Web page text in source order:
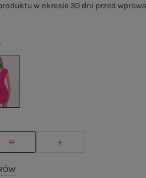
M L
w okresie 30 dni przed